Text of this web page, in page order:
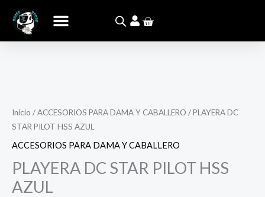
contenido
Carrito
Inicio /ACCESORIOS PARA DAMA Y CABALLERO / PLAYERA DC
STAR PILOT HSS AZUL
ACCESORIOS PARA DAMA Y CABALLERO
PLAYERA DC STAR PILOT HSS
AZUL
STAR
PILOT
HSS
AZUL
cantidad